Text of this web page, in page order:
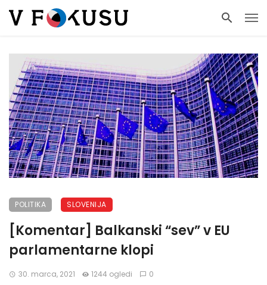
POLITIKA SLOVENIJA
[Komentar] Balkanski “sev” v EU
parlamentarne klopi
30. marca, 2021 1244 ogledi 0